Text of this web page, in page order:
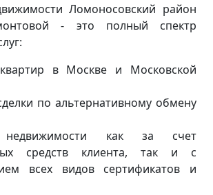
Ломоносовский район
- это полный спектр
в Москве и Московской
по альтернативному обмену
недвижимости как за счет
средств клиента, так и с
всех видов сертификатов и